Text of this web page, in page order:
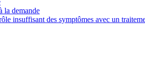
la demande
insuffisant des symptômes avec un